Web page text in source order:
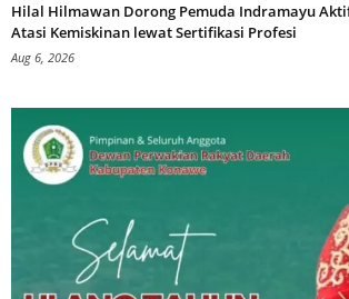
Hilal Hilmawan Dorong Pemuda Indramayu
Atasi Kemiskinan lewat Sertifikasi Profesi
Aug 6, 2026